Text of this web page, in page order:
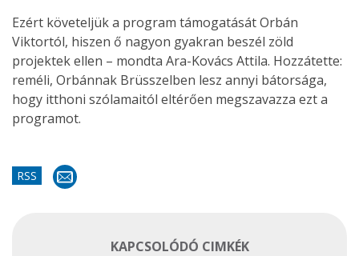
Ezért követeljük a program támogatását Orbán
Viktortól, hiszen ő nagyon gyakran beszél zöld
projektek ellen – mondta Ara-Kovács Attila. Hozzátette:
reméli, Orbánnak Brüsszelben lesz annyi bátorsága,
hogy itthoni szólamaitól eltérően megszavazza ezt a
programot.
RSS
KAPCSOLÓDÓ CIMKÉK